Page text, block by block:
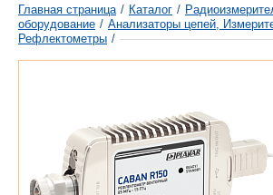
Главная страница / Каталог /
оборудование / Анализаторы цепей,
Рефлектометры /